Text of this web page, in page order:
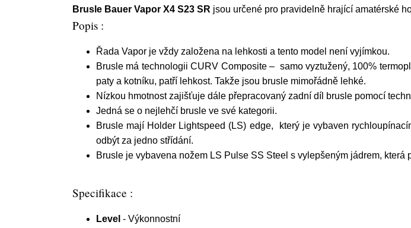
Brusle Bauer Vapor X4 S23 SR jsou určené pro pravidelně hrající amatérské
Popis :
Řada Vapor je vždy založena na lehkosti a tento model není vyjímkou.
Brusle má technologii CURV Composite – samo vyztužený, 100%
paty a kotníku, patří lehkost. Takže jsou brusle mimořádně lehké.
Nízkou hmotnost zajišťuje dále přepracovaný zadní díl brusle pomocí
Jedná se o nejlehčí brusle ve své kategorii.
Brusle mají Holder Lightspeed (LS) edge, který je vybaven
odbýt za jedno střídání.
Brusle je vybavena nožem LS Pulse SS Steel s vylepšeným jádrem,
Specifikace :
Level - Výkonnostní